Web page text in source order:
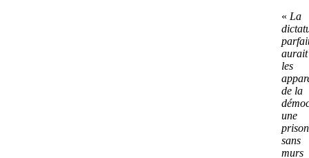
« La
aurait
les
de la
une
prison
sans
murs